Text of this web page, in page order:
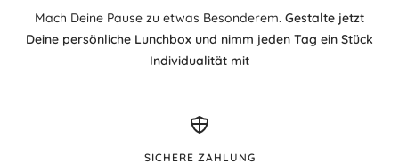
Mach Deine Pause zu etwas Besonderem. Gestalte jetzt
Deine persönliche Lunchbox und nimm jeden Tag ein Stück
Individualität mit
SICHERE ZAHLUNG